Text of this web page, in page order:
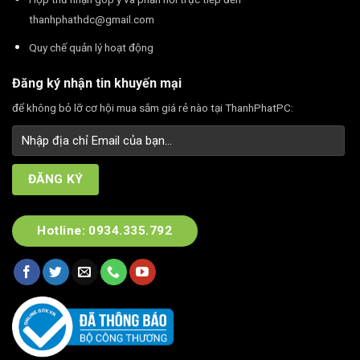
thanhphathdc@gmail.com
Quy chế quản lý hoạt động
Đăng ký nhận tin khuyến mại
để không bỏ lỡ cơ hội mua sắm giá rẻ nào tại ThanhPhatPC:
Hotline: 0934.335.792